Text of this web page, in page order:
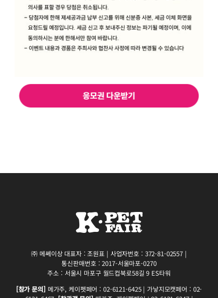
㈜ 메쎄이상 대표자 : 조원표 | 사업자번호 : 372-81-02557 |
통신판매번호 : 2017-서울마포-0270
주소 : 서울시 마포구 월드컵북로58길 9 ES타워
[참가 문의] 메가주, 케이펫페어 : 02-6121-6425 | 가낳지모캣페어 : 02-